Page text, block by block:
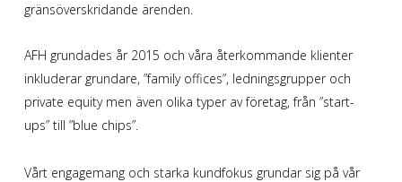
gränsöverskridande ärenden.
AFH grundades år 2015 och våra återkommande klienter
inkluderar grundare, ”family offices”, ledningsgrupper och
private equity men även olika typer av företag, från ”start-
ups” till ”blue chips”.
Vårt engagemang och starka kundfokus grundar sig på vår